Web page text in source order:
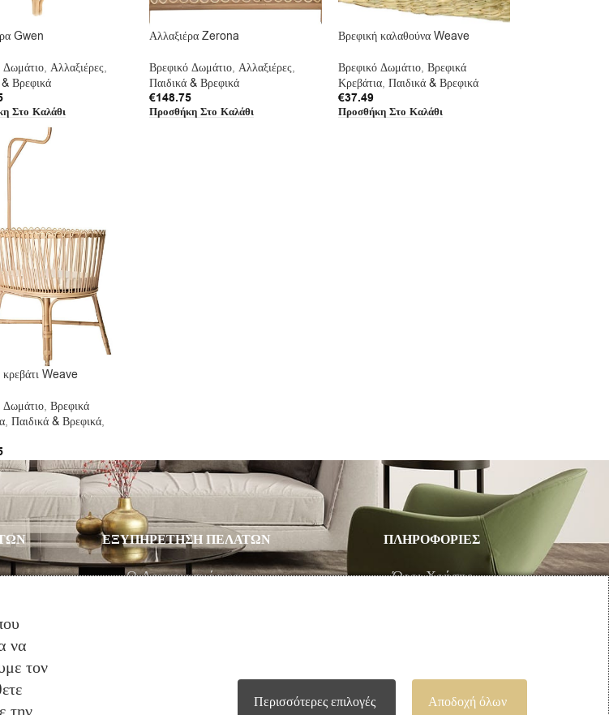
Gwen
Δωμάτιο, Αλλαξιέρες,
Βρεφικά
Στο Καλάθι
Αλλαξιέρα Zerona
Βρεφικό Δωμάτιο, Αλλαξιέρες,
Παιδικά & Βρεφικά
€148.75
Προσθήκη Στο Καλάθι
Βρεφική καλαθούνα Weave
Βρεφικό Δωμάτιο, Βρεφικά
Κρεβάτια, Παιδικά & Βρεφικά
€37.49
Προσθήκη Στο Καλάθι
κρεβάτι Weave
Δωμάτιο, Βρεφικά
, Παιδικά & Βρεφικά,
Στο Καλάθι
ΕΞΥΠΗΡΕΤΗΣΗ ΠΕΛΑΤΩΝ
Ο Λογαριασμός μου
ΠΛΗΡΟΦΟΡΙΕΣ
Όροι Χρήσης
να
τον
Περισσότερες επιλογές Αποδοχή όλων